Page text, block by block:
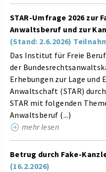
STAR-Umfrage 2026 zur
Anwaltsberuf und zur
(Stand: 2.6.2026)
Das Institut für Freie
der
Erhebungen zur Lage und
Anwaltschaft (STAR)
STAR mit folgenden
Anwaltsberuf (...)
mehr lesen
Betrug durch Fake-
(16.2.2026)